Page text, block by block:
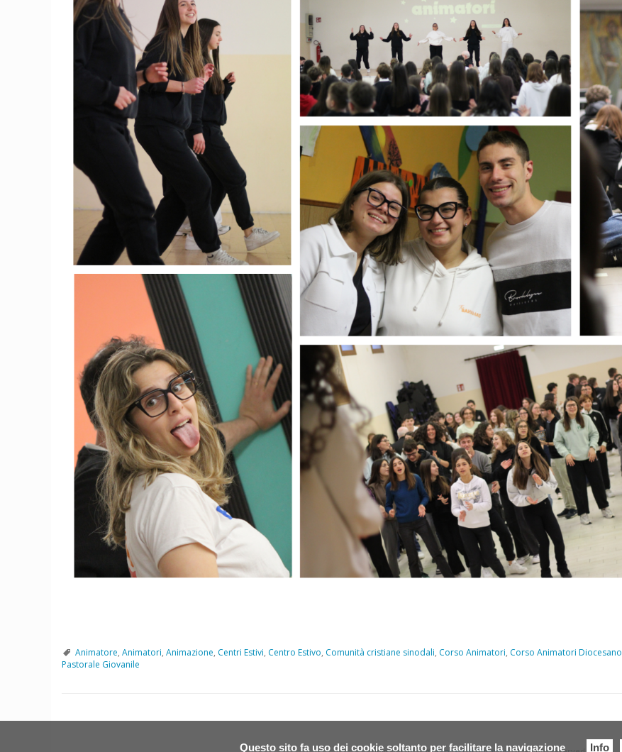
Questo sito fa uso dei cookie soltanto per facilitare la navigazione Info
Animatore, Animatori, Animazione, Centri Estivi, Centro Estivo, Comunità cristiane sinodali, Corso Animatori, Corso Animatori Diocesano
Pastorale Giovanile
P